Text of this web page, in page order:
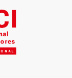
El jurista
[…]